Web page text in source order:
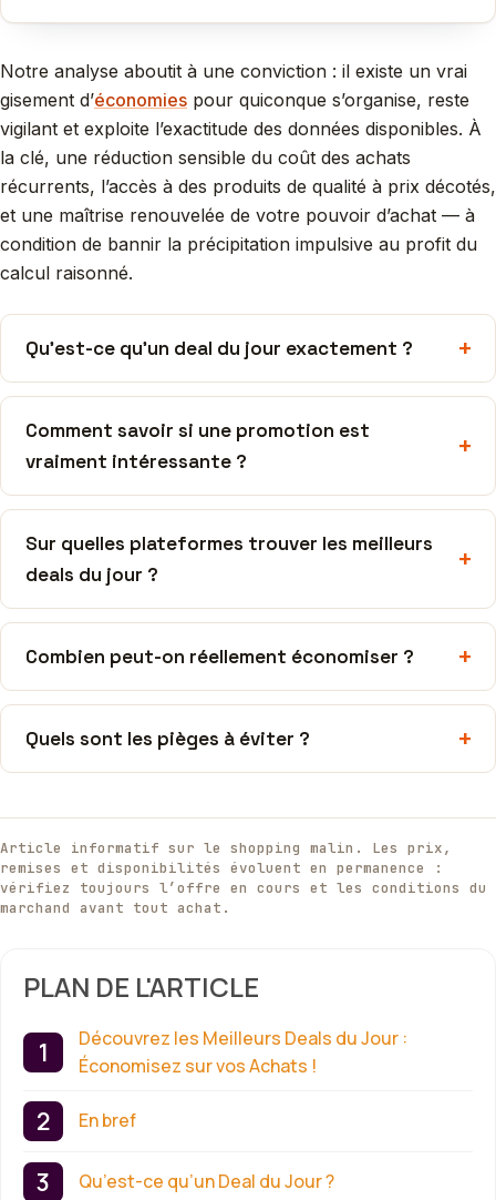
Notre analyse aboutit à une conviction : il existe un vrai
gisement d’économies pour quiconque s’organise, reste
vigilant et exploite l’exactitude des données disponibles. À
la clé, une réduction sensible du coût des achats
récurrents, l’accès à des produits de qualité à prix décotés,
et une maîtrise renouvelée de votre pouvoir d’achat — à
condition de bannir la précipitation impulsive au profit du
calcul raisonné.
Qu’est-ce qu’un deal du jour exactement ?
Comment savoir si une promotion est
vraiment intéressante ?
Sur quelles plateformes trouver les meilleurs
deals du jour ?
Combien peut-on réellement économiser ?
Quels sont les pièges à éviter ?
Article informatif sur le shopping malin. Les prix,
remises et disponibilités évoluent en permanence :
vérifiez toujours l’offre en cours et les conditions du
marchand avant tout achat.
PLAN DE L'ARTICLE
Découvrez les Meilleurs Deals du Jour :
Économisez sur vos Achats !
En bref
Qu’est-ce qu’un Deal du Jour ?